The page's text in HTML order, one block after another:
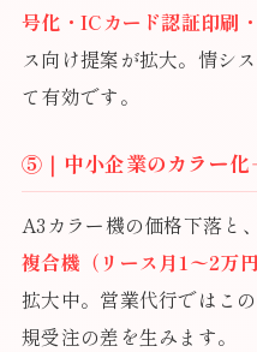
号化・ICカード認証印刷
ス向け提案が拡大。情シ
て有効です。
⑤｜中小企業のカラー
A3カラー機の価格下落と、
複合機（リース月1〜2万円
拡大中。営業代行ではこ
規受注の差を生みます。